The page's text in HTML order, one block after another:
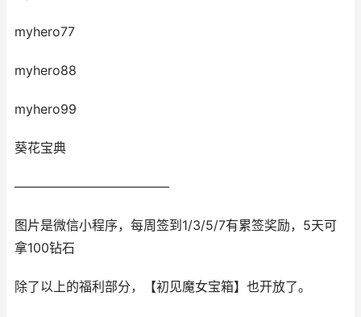
myhero77
myhero88
myhero99
葵花宝典
————————————
图片是微信小程序，每周签到1/3/5/7有累签奖励，5天可
拿100钻石
除了以上的福利部分，【初见魔女宝箱】也开放了。